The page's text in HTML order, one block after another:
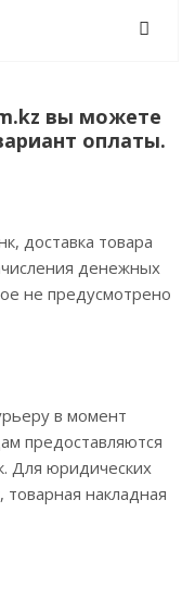
вы можете
оплаты.
доставка товара
денежных
не предусмотрено
в момент
предоставляются
Для юридических
товарная накладная